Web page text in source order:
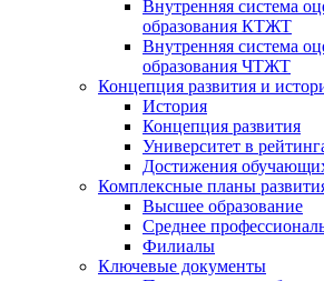
Внутренняя система
образования КТЖТ
Внутренняя система
образования ЧТЖТ
Концепция развития и
История
Концепция развития
Университет в
Достижения
Комплексные планы
Высшее образование
Среднее
Филиалы
Ключевые документы